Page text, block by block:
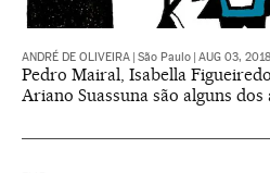
ANDRÉ DE OLIVEIRA São Paulo AUG 03,
Pedro Mairal, Isabella
Ariano Suassuna são alguns